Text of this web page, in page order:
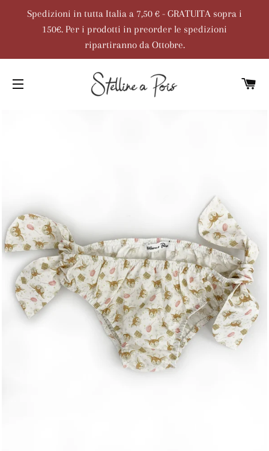
Spedizioni in tutta Italia a 7,50 € - GRATUITA sopra i
150€. Per i prodotti in preorder le spedizioni
ripartiranno da Ottobre.
NAVIGAZIONE DEL SITO